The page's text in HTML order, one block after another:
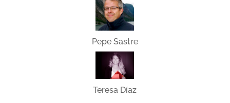
Pepe Sastre
Teresa Díaz